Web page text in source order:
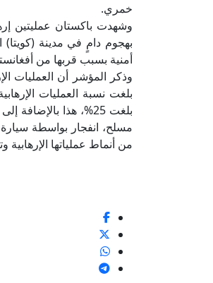
خمري.
وشهدت باكستان عمليتين
أمنية بسبب قربها من
وذكر المؤشر أن العمليات
بلغت 25%، هذا
مسلح، انفجار بواسطة
من أنماط عملياتها